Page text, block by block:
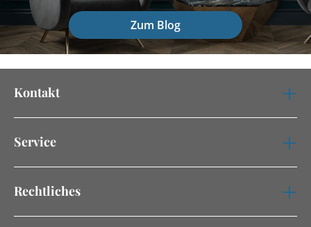
Zum Blog
Kontakt
Service
Rechtliches